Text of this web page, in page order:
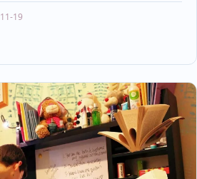
19